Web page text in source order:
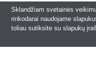
Sklandžiam svetainės
rinkodarai naudojame
toliau sutiksite su slapukų